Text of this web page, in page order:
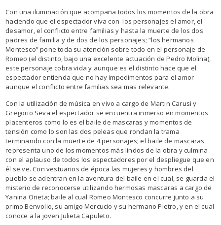
Con una iluminación que acompaña todos los momentos de la obra
haciendo que el espectador viva con los personajes el amor, el
desamor, el conflicto entre familias y hasta la muerte de los dos
padres de familia y de dos de los personajes; “los hermanos
Montesco” pone toda su atención sobre todo en el personaje de
Romeo (el distinto, bajo una excelente actuación de Pedro Molina),
este personaje cobra vida y aunque es el distinto hace que el
espectador entienda que no hay impedimentos para el amor
aunque el conflicto entre familias sea mas relevante.
Con la utilización de música en vivo a cargo de Martin Carusi y
Gregorio Seva el espectador se encuentra inmerso en momentos
placenteros como lo es el baile de mascaras y momentos de
tensión como lo son las dos peleas que rondan la trama
terminando con la muerte de 4 personajes; el baile de mascaras
representa uno de los momentos más lindos de la obra y culmina
con el aplauso de todos los espectadores por el despliegue que en
él se ve. Con vestuarios de época las mujeres y hombres del
pueblo se adentran en la aventura del baile en el cual, se guarda el
misterio de reconocerse utilizando hermosas mascaras a cargo de
Yanina Orieta; baile al cual Romeo Montesco concurre junto a su
primo Benvolio, su amigo Mercucio y su hermano Pietro, y en el cual
conoce a la joven Julieta Capuleto.